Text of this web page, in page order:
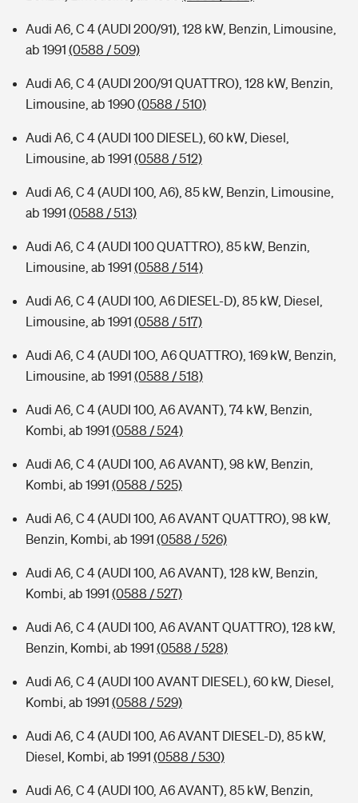
Audi A6, C 4 (AUDI 200/91), 128 kW, Benzin, Limousine,
ab 1991 (0588 / 509)
Audi A6, C 4 (AUDI 200/91 QUATTRO), 128 kW, Benzin,
Limousine, ab 1990(0588 / 510)
Audi A6, C 4 (AUDI 100 DIESEL), 60 kW, Diesel,
Limousine, ab 1991 (0588 / 512)
Audi A6, C 4 (AUDI 100, A6), 85 kW, Benzin, Limousine,
ab 1991 (0588 / 513)
Audi A6, C 4 (AUDI 100 QUATTRO), 85 kW, Benzin,
Limousine, ab 1991 (0588 / 514)
Audi A6, C 4 (AUDI 100, A6 DIESEL-D), 85 kW, Diesel,
Limousine, ab 1991 (0588 / 517)
Audi A6, C 4 (AUDI 10O, A6 QUATTRO), 169 kW, Benzin,
Limousine, ab 1991 (0588 / 518)
Audi A6, C 4 (AUDI 100, A6 AVANT), 74 kW, Benzin,
Kombi, ab 1991 (0588 / 524)
Audi A6, C 4 (AUDI 100, A6 AVANT), 98 kW, Benzin,
Kombi, ab 1991 (0588 / 525)
Audi A6, C 4 (AUDI 100, A6 AVANT QUATTRO), 98 kW,
Benzin, Kombi, ab 1991 (0588 / 526)
Audi A6, C 4 (AUDI 100, A6 AVANT), 128 kW, Benzin,
Kombi, ab 1991 (0588 / 527)
Audi A6, C 4 (AUDI 100, A6 AVANT QUATTRO), 128 kW,
Benzin, Kombi, ab 1991 (0588 / 528)
Audi A6, C 4 (AUDI 100 AVANT DIESEL), 60 kW, Diesel,
Kombi, ab 1991 (0588 / 529)
Audi A6, C 4 (AUDI 100, A6 AVANT DIESEL-D), 85 kW,
Diesel, Kombi, ab 1991 (0588 / 530)
Audi A6, C 4 (AUDI 100, A6 AVANT), 85 kW, Benzin,